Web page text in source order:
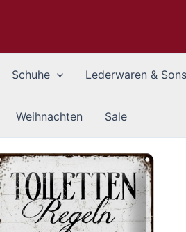
Schuhe Lederwaren &
Weihnachten Sale